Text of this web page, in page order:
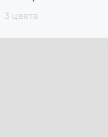
3 цвета